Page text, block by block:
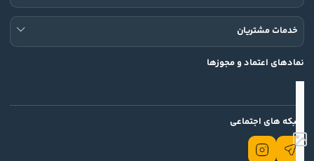
خدمات مشتریان
نمادهای اعتماد و مجوزها
شبکه های اجتماعی